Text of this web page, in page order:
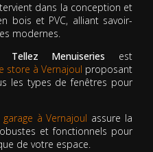
dans la conception et
bois et PVC, alliant savoir-
modernes.
Tellez Menuiseries est
store à Vernajoul proposant
les types de fenêtres pour
à Vernajoul assure la
et fonctionnels pour
de votre espace.